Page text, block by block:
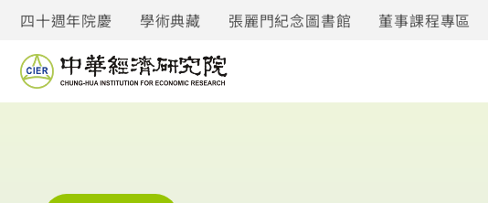
四十週年院慶 學術典藏 張麗門紀念圖書館 董事課程專區